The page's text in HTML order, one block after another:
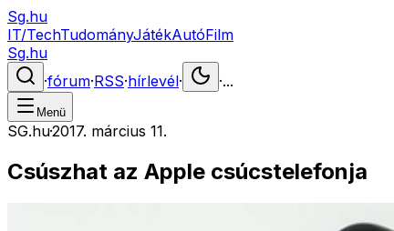
Sg.hu
IT/TechTudományJátékAutóFilm
Sg.hu
·fórum·RSS·hírlevél· ·...
Menü
SG.hu·2017. március 11.
Csúszhat az Apple csúcstelefonja